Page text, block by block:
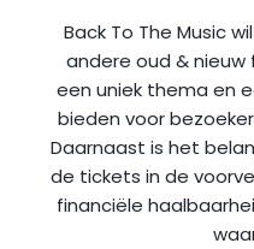
Back To The Music
andere oud &
een uniek thema en
bieden voor
Daarnaast is het
de tickets in de
financiële